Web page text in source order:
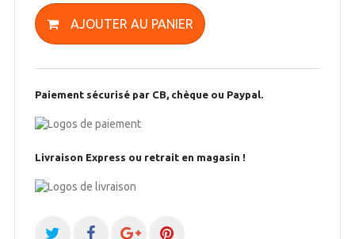
AJOUTER AU PANIER
Paiement sécurisé par CB, chèque ou Paypal.
Livraison Express ou retrait en magasin !